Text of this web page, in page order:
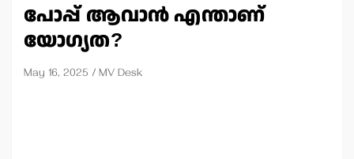
പോപ്പ് ആവാന്‍ എന്താണ്
യോഗ്യത?
May 16, 2025 MV Desk